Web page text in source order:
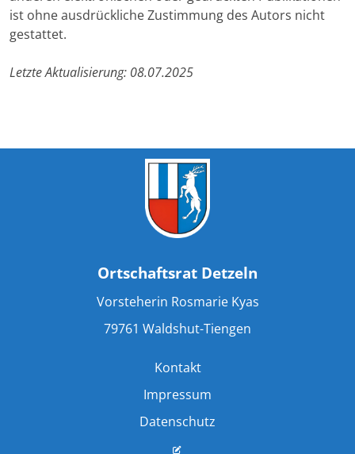
ist ohne ausdrückliche Zustimmung des Autors nicht
gestattet.
Letzte Aktualisierung: 08.07.2025
Ortschaftsrat Detzeln
Vorsteherin Rosmarie Kyas
79761 Waldshut-Tiengen
Kontakt
Impressum
Datenschutz